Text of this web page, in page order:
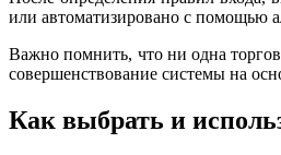
или автоматизировано с помощью
Важно помнить, что ни одна
совершенствование системы на
Как выбрать и